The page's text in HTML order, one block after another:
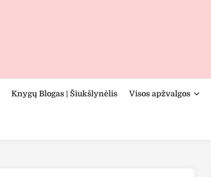
Knygų Blogas | Šiukšlynėlis Visos apžvalgos